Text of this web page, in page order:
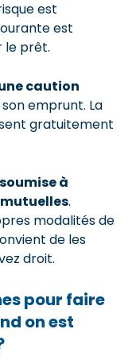
est
est
le prêt.
caution
emprunt. La
gratuitement
soumise à
.
modalités de
de les
droit.
pour faire
on est